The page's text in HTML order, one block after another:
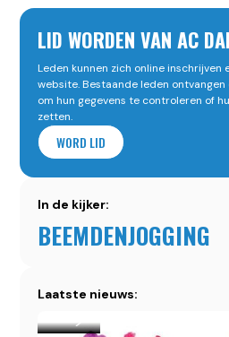
LID WORDEN VAN AC
Leden kunnen zich online inschrijven
website. Bestaande leden
om hun gegevens te controleren of
zetten.
WORD LID
In de kijker:
BEEMDENJOGGING
Laatste nieuws: